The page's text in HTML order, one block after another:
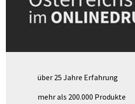
über 25 Jahre Erfahrung
mehr als 200.000 Produkte